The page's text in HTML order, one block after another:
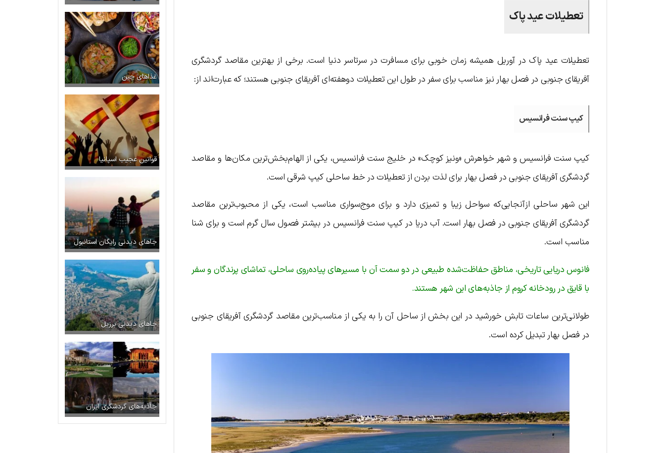
تعطیلات عید پاک
تعطیلات عید پاک در آوریل همیشه زمان خوبی برای مسافرت در سرتاسر دنیا است. برخی از بهترین مقاصد گردشگری
آفریقای جنوبی در فصل بهار نیز مناسب برای سفر در طول این تعطیلات دوهفته‌ای آفریقای جنوبی هستند؛ که عبارت‌اند از:
کیپ سنت فرانسیس
کیپ سنت فرانسیس و شهر خواهرش «ونیز کوچک» در خلیج سنت فرانسیس، یکی از الهام‌بخش‌ترین مکان‌ها و مقاصد
گردشگری آفریقای جنوبی در فصل بهار برای لذت بردن از تعطیلات در خط ساحلی کیپ شرقی است.
این شهر ساحلی ازآنجایی‌که سواحل زیبا و تمیزی دارد و برای موج‌سواری مناسب است، یکی از محبوب‌ترین مقاصد
گردشگری آفریقای جنوبی در فصل بهار است. آب دریا در کیپ سنت فرانسیس در بیشتر فصول سال گرم است و برای شنا
مناسب است.
فانوس دریایی تاریخی، مناطق حفاظت‌شده طبیعی در دو سمت آن با مسیرهای پیاده‌روی ساحلی، تماشای پرندگان و سفر
با قایق در رودخانه کروم از جاذبه‌های این شهر هستند.
طولانی‌ترین ساعات تابش خورشید در این بخش از ساحل آن را به یکی از مناسب‌ترین مقاصد گردشگری آفریقای جنوبی
در فصل بهار تبدیل کرده است.
غذاهای چین
قوانین عجیب اسپانیا
جاهای دیدنی رایگان استانبول
جاهای دیدنی برزیل
جاذبه‌های گردشگری ایران